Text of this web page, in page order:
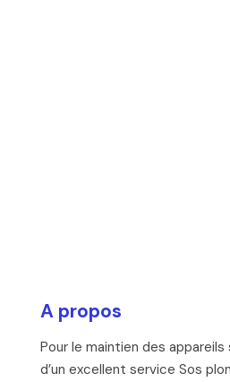
A propos
Pour le maintien des
d’un excellent service Sos